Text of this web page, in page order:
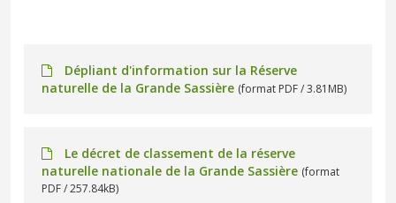
Dépliant d'information sur la Réserve
naturelle de la Grande Sassière (format PDF / 3.81MB)
Le décret de classement de la réserve
naturelle nationale de la Grande Sassière (format
PDF / 257.84kB)